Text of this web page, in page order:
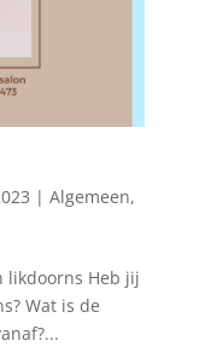
| Algemeen,
likdoorns Heb jij
Wat is de